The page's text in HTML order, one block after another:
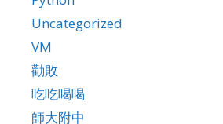
Uncategorized
VM
勸敗
吃吃喝喝
師大附中